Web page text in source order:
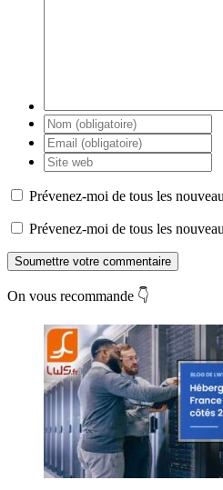
Prévenez-moi de tous les
Prévenez-moi de tous les
Soumettre votre commentaire
On vous recommande 👇